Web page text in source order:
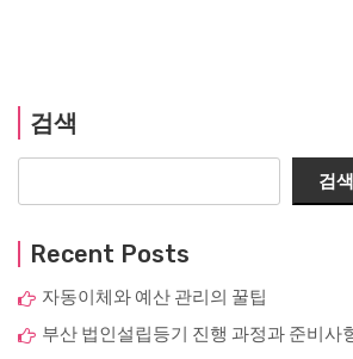
검색
검색
Recent Posts
자동이체와 예산 관리의 꿀팁
부산 법인설립등기 진행 과정과 준비사